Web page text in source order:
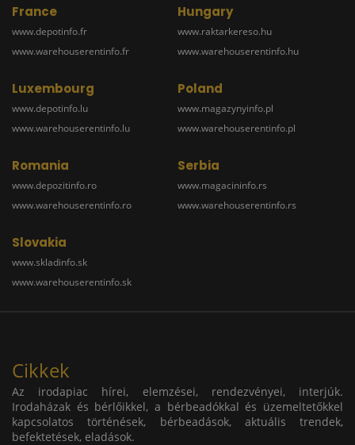
France
www.depotinfo.fr
www.warehouserentinfo.fr
Hungary
www.raktarkereso.hu
www.warehouserentinfo.hu
Luxembourg
www.depotinfo.lu
www.warehouserentinfo.lu
Poland
www.magazynyinfo.pl
www.warehouserentinfo.pl
Romania
www.depozitinfo.ro
www.warehouserentinfo.ro
Serbia
www.magacininfo.rs
www.warehouserentinfo.rs
Slovakia
www.skladinfo.sk
www.warehouserentinfo.sk
Cikkek
Az irodapiac hírei, elemzései, rendezvényei, interjúk.
Irodaházak és bérlőikkel, a bérbeadókkal és üzemeltetőkkel
kapcsolatos történések, bérbeadások, aktuális trendek,
befektetések, eladások.